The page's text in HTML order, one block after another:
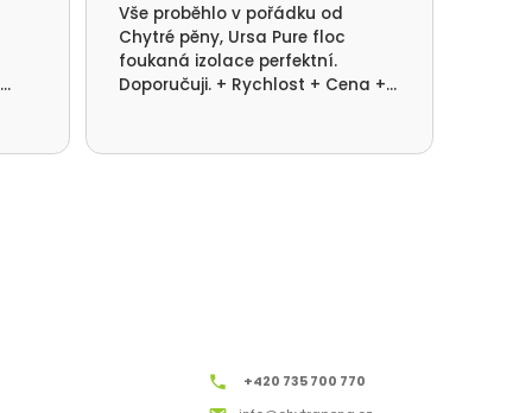
Vše proběhlo v pořádku od
Chytré pěny, Ursa Pure floc
foukaná izolace perfektní.
Doporučuji. + Rychlost + Cena +
+420 735 700 770